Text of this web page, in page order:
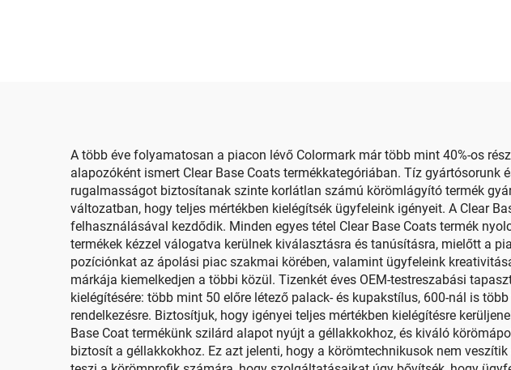
A több éve folyamatosan a piacon lévő Colormark már több mint 40%-os
alapozóként ismert Clear Base Coats termékkategóriában. Tíz
rugalmasságot biztosítanak szinte korlátlan számú körömlágyító termék
változatban, hogy teljes mértékben kielégítsék ügyfeleink igényeit. A Clear
felhasználásával kezdődik. Minden egyes tétel Clear Base Coats termék
termékek kézzel válogatva kerülnek kiválasztásra és tanúsításra, mielőtt a
pozíciónkat az ápolási piac szakmai körében, valamint ügyfeleink
márkája kiemelkedjen a többi közül. Tizenkét éves OEM-testreszabási
kielégítésére: több mint 50 előre létező palack- és kupakstílus, 600-nál is
rendelkezésre. Biztosítjuk, hogy igényei teljes mértékben kielégítésre
Base Coat termékünk szilárd alapot nyújt a géllakkokhoz, és kiváló
biztosít a géllakkokhoz. Ez azt jelenti, hogy a körömtechnikusok nem